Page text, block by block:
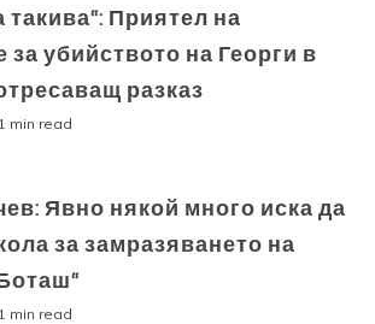
такива“: Приятел на
убийството на Георги в
разказ
1 min read
Явно някой много иска да
за замразяването на
1 min read